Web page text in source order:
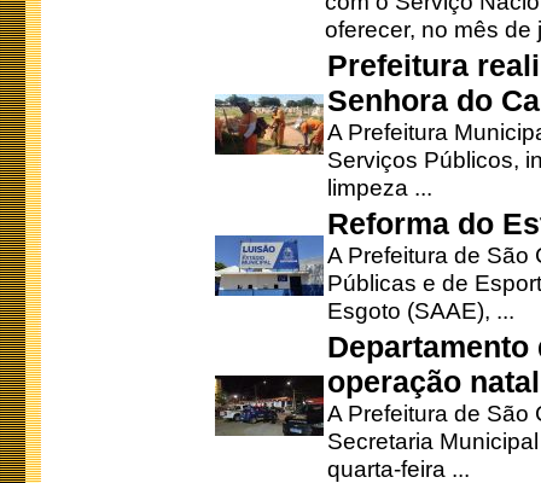
oferecer, no mês de
Prefeitura
Senhora do
A Prefeitura
Serviços Públicos,
limpeza ...
Reforma do
A Prefeitura de São
Públicas e de
Esgoto (SAAE), ...
operação
A Prefeitura de São
Secretaria
quarta-feira ...